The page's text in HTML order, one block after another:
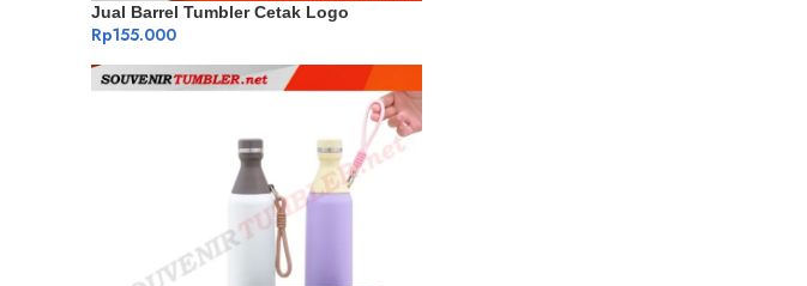
Jual Barrel Tumbler Cetak Logo
Rp155.000